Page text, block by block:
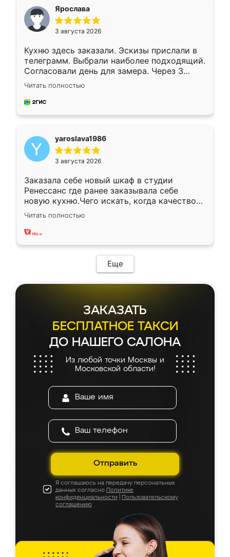
Ярослава
3 августа 2026
Кухню здесь заказали. Эскизы прислали в
телеграмм. Выбрали наиболее подходящий.
Согласовали день для замера. Через 3
недели кухня была уже готова. Остались
довольны работой. Спасибо Ренессанс
мебель за качественную работу!
Читать полностью
yaroslava1986
3 августа 2026
Заказала себе новый шкаф в студии
Ренессанс где ранее заказывала себе
новую кухню.Чего искать, когда качеством
вполне довольна. Служит кухня уже почти
два года, нареканий нет.
Читать полностью
Еще
ЗАКАЗАТЬ
БЕСПЛАТНОЕ ТАКСИ
ДО НАШЕГО САЛОНА
Из любой точки Москвы и
Московской области!
Отправить
Я соглашаюсь на передачу персональных
данных согласно Политике
конфиденциальности
Пользовательскому
соглашению